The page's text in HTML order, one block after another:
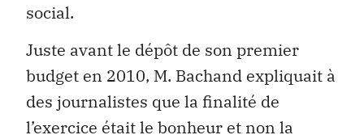
social.
Juste avant le dépôt de son premier
budget en 2010, M. Bachand expliquait à
des journalistes que la finalité de
l’exercice était le bonheur et non la